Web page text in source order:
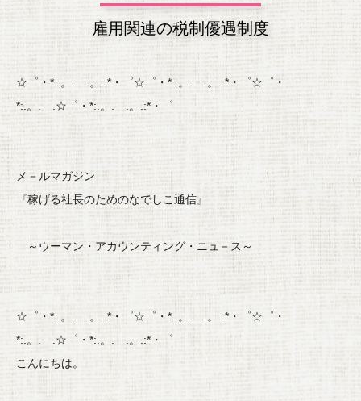
雇用関連の税制優遇制度
☆゜・*:.。. .。.:*・゜☆゜・*:.。. .。.:*・゜☆゜・
*:.。. .☆゜・*:.。. .。.:*・゜
メ－ルマガジン
『稼げる社長のためのなでしこ通信』
～ウーマン・アカウンティング・ニュ－ス～
☆゜・*:.。. .。.:*・゜☆゜・*:.。. .。.:*・゜☆゜・
*:.。. .☆゜・*:.。. .。.:*・゜
こんにちは。